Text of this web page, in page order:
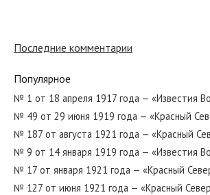
№ 8 от января
Последние комментарии
Популярное
№ 1 от 18 апреля 1917 года — «Известия
№ 49 от 29 июня 1919 года — «Красный
№ 187 от августа 1921 года — «Красный
№ 9 от 14 января 1919 года — «Известия
№ 17 от января 1921 года — «Красный
№ 127 от июня 1921 года — «Красный